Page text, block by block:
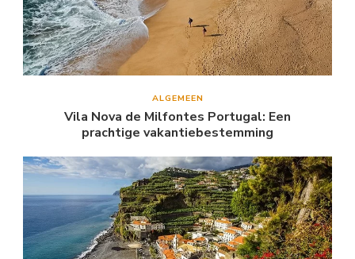
ALGEMEEN
Vila Nova de Milfontes Portugal: Een
prachtige vakantiebestemming